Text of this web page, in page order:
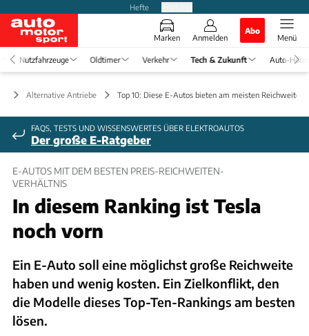
Hefte
Marken Anmelden
Abo
Menü
Nutzfahrzeuge Oldtimer Verkehr Tech & Zukunft Auto-
Alternative Antriebe Top 10: Diese E-Autos bieten am meisten Reichweite
FAQS, TESTS UND WISSENSWERTES ÜBER ELEKTROAUTOS
Der große E-Ratgeber
E-AUTOS MIT DEM BESTEN PREIS-REICHWEITEN-
VERHÄLTNIS
In diesem Ranking ist Tesla
noch vorn
Ein E-Auto soll eine möglichst große Reichweite
haben und wenig kosten. Ein Zielkonflikt, den
die Modelle dieses Top-Ten-Rankings am besten
lösen.